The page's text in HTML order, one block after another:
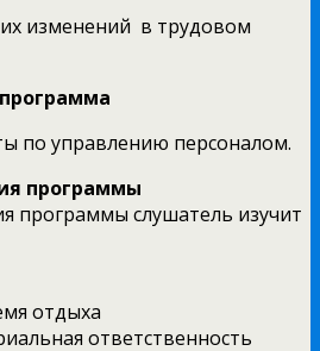
изменений в трудовом
по управлению персоналом.
программы
программы слушатель изучит
отдыха
ответственность